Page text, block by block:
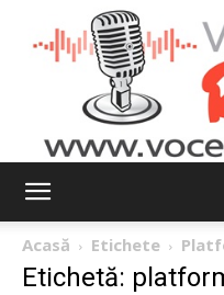
Acasă Etichete
Etichetă: